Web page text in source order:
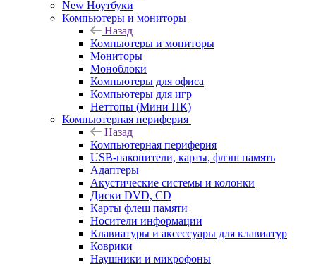
New Ноутбуки
Компьютеры и мониторы
Назад
Компьютеры и мониторы
Мониторы
Моноблоки
Компьютеры для офиса
Компьютеры для игр
Неттопы (Мини ПК)
Компьютерная периферия
Назад
Компьютерная периферия
USB-накопители, карты, флэш память
Адаптеры
Акустические системы и колонки
Диски DVD, CD
Карты флеш памяти
Носители информации
Клавиатуры и аксессуары для клавиатур
Коврики
Наушники и микрофоны